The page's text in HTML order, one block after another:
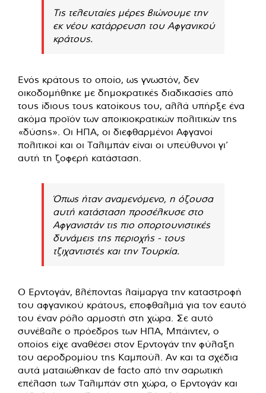
Τις τελευταίες μέρες βιώνουμε την
εκ νέου κατάρρευση του Αφγανικού
κράτους.
Ενός κράτους το οποίο, ως γνωστόν, δεν
οικοδομήθηκε με δημοκρατικές διαδικασίες από
τους ίδιους τους κατοίκους του, αλλά υπήρξε ένα
ακόμα προϊόν των αποικιοκρατικών πολιτικών της
«δύσης». Οι ΗΠΑ, οι διεφθαρμένοι Αφγανοί
πολιτικοί και οι Ταλιμπάν είναι οι υπεύθυνοι γι’
αυτή τη ζοφερή κατάσταση.
Όπως ήταν αναμενόμενο, η όζουσα
αυτή κατάσταση προσέλκυσε στο
Αφγανιστάν τις πιο οπορτουνιστικές
δυνάμεις της περιοχής - τους
τζιχαντιστές και την Τουρκία.
Ο Ερντογάν, βλέποντας λαίμαργα την καταστροφή
του αφγανικού κράτους, εποφθαλμιά για τον εαυτό
του έναν ρόλο αρμοστή στη χώρα. Σε αυτό
συνέβαλε ο πρόεδρος των ΗΠΑ, Μπάιντεν, ο
οποίος είχε αναθέσει στον Ερντογάν την φύλαξη
του αεροδρομίου της Καμπούλ. Αν και τα σχέδια
αυτά ματαιώθηκαν de facto από την σαρωτική
επέλαση των Ταλιμπάν στη χώρα, ο Ερντογάν και